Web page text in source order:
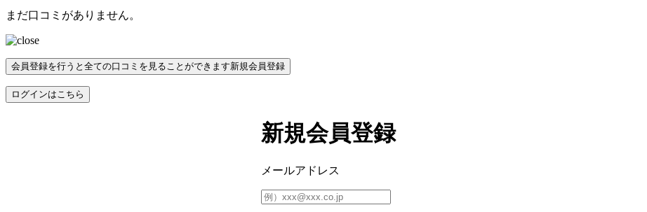
まだ口コミがありません。
会員登録を行うと全ての口コミを見ることができます新規会員登録
ログインはこちら
新規会員登録
メールアドレス